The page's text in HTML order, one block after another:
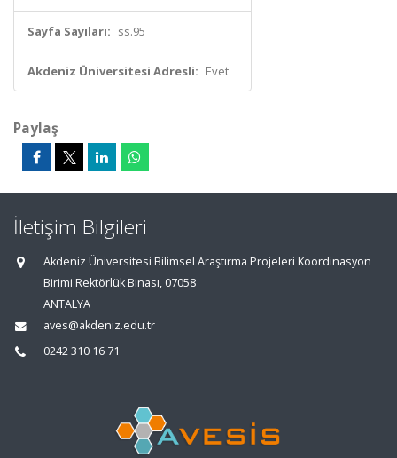
Sayfa Sayıları: ss.95
Akdeniz Üniversitesi Adresli: Evet
Paylaş
İletişim Bilgileri
Akdeniz Üniversitesi Bilimsel Araştırma Projeleri Koordinasyon
Birimi Rektörlük Binası, 07058
ANTALYA
aves@akdeniz.edu.tr
0242 310 16 71